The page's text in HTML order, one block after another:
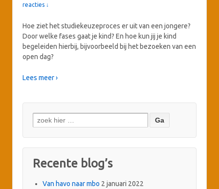
reacties ↓
Hoe ziet het studiekeuzeproces er uit van een jongere?
Door welke fases gaat je kind? En hoe kun jij je kind
begeleiden hierbij, bijvoorbeeld bij het bezoeken van een
open dag?
Lees meer ›
Zoeken
naar:
Recente blog’s
Van havo naar mbo 2 januari 2022